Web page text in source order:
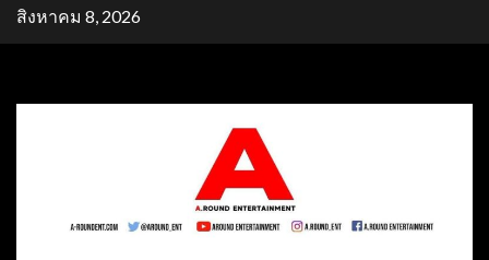
Skipสิงหาคม 8, 2026